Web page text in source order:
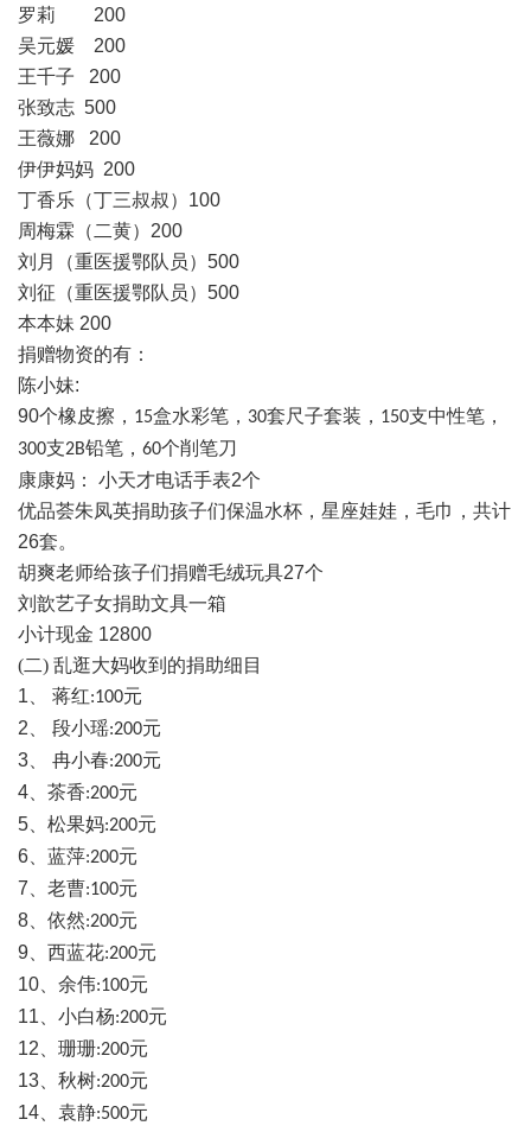
罗莉 200
吴元媛 200
王千子 200
张致志 500
王薇娜 200
伊伊妈妈 200
丁香乐（丁三叔叔） 100
周梅霖（二黄） 200
刘月（重医援鄂队员） 500
刘征（重医援鄂队员） 500
本本妹 200
捐赠物资的有：
陈小妹:
90个橡皮擦， 15盒水彩笔， 30套尺子套装， 150支中性笔，
300支2B铅笔， 60个削笔刀
康康妈： 小天才电话手表2个
优品荟朱凤英捐助孩子们保温水杯，星座娃娃，毛巾，共计
26套。
胡爽老师给孩子们捐赠毛绒玩具27个
刘歆艺子女捐助文具一箱
小计现金 12800
(二) 乱逛大妈收到的捐助细目
1 、 蒋红:100元
2 、 段小瑶:200元
3 、 冉小春:200元
4 、茶香:200元
5 、松果妈:200元
6 、蓝萍:200元
7 、老曹:100元
8 、依然:200元
9 、西蓝花:200元
10 、余伟:100元
11 、小白杨:200元
12 、珊珊:200元
13 、秋树:200元
14 、袁静:500元